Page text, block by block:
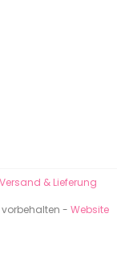
Versand & Lieferung
vorbehalten - Website